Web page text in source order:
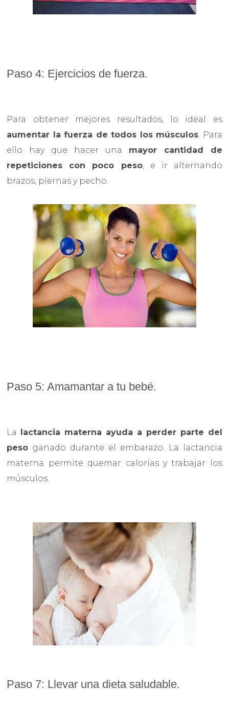
Paso 4: Ejercicios de fuerza.
Para obtener mejores resultados, lo ideal es
aumentar la fuerza de todos los músculos. Para
ello hay que hacer una mayor cantidad de
repeticiones con poco peso, e ir alternando
brazos, piernas y pecho.
Paso 5: Amamantar a tu bebé.
La
lactancia materna ayuda a perder parte del
peso ganado durante el embarazo. La lactancia
materna permite quemar calorías y trabajar los
músculos.
Paso 7: Llevar una dieta saludable.